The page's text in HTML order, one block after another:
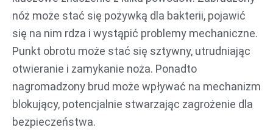
nóż może stać się pożywką dla bakterii, pojawić
się na nim rdza i wystąpić problemy mechaniczne.
Punkt obrotu może stać się sztywny, utrudniając
otwieranie i zamykanie noża. Ponadto
nagromadzony brud może wpływać na mechanizm
blokujący, potencjalnie stwarzając zagrożenie dla
bezpieczeństwa.